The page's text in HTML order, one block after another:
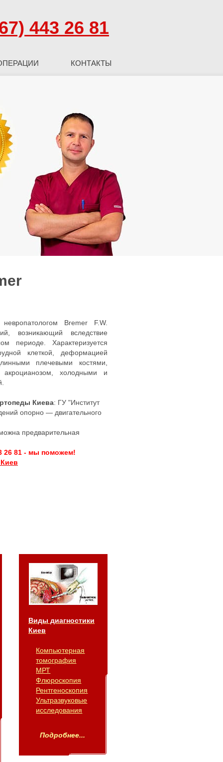
443 26 81
КОНТАКТЫ
Bremer F.W.
возникающий вследствие
периоде. Характеризуется
клеткой, деформацией
плечевыми костями,
акроцианозом, холодными и
Киева: ГУ "Институт
опорно — двигательного
предварительная
26 81 - мы поможем!
Виды диагностики
Киев
Компьютерная
томография
МРТ
Флюроскопия
Рентгеноскопия
Ультразвуковые
исследования
Подробнее...